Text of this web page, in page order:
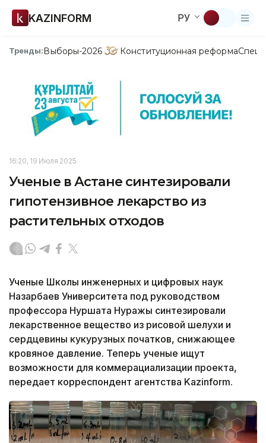
KAZINFORM РУ
Тренды:Выборы-2026 Конституционная реформа
16:20, 19 Июля 2025
Ученые в Астане синтезировали
гипотензивное лекарство из
растительных отходов
Ученые Школы инженерных и цифровых наук
Назарбаев Университета под руководством
профессора Нуршата Нуражы синтезировали
лекарственное вещество из рисовой шелухи и
сердцевины кукурузных початков, снижающее
кровяное давление. Теперь ученые ищут
возможности для коммерациализации проекта,
передает корреспондент агентства Kazinform.